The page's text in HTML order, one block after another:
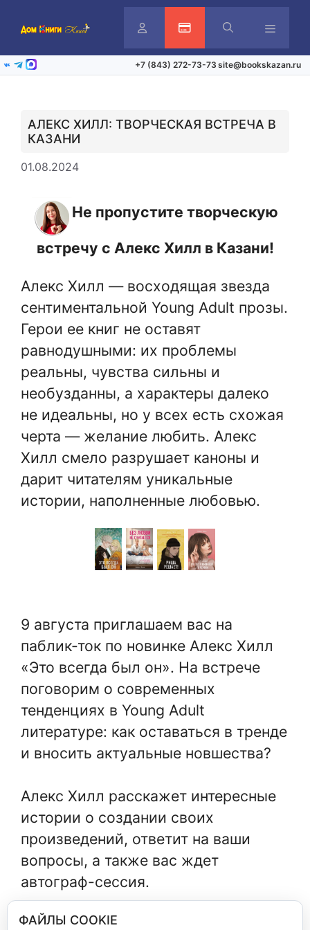
ЛичныйАктивация карты
ВКонтакте
Telegram
Max +7 (843) 272-73-73 site@bookskazan.ru
АЛЕКС ХИЛЛ: ТВОРЧЕСКАЯ ВСТРЕЧА В
КАЗАНИ
01.08.2024
Не пропустите творческую
встречу с Алекс Хилл в Казани!
Алекс Хилл — восходящая звезда
сентиментальной Young Adult прозы.
Герои ее книг не оставят
равнодушными: их проблемы
реальны, чувства сильны и
необузданны, а характеры далеко
не идеальны, но у всех есть схожая
черта — желание любить. Алекс
Хилл смело разрушает каноны и
дарит читателям уникальные
истории, наполненные любовью.
9 августа приглашаем вас на
паблик-ток по новинке Алекс Хилл
«Это всегда был он». На встрече
поговорим о современных
тенденциях в Young Adult
литературе: как оставаться в тренде
и вносить актуальные новшества?
Алекс Хилл расскажет интересные
истории о создании своих
произведений, ответит на ваши
вопросы, а также вас ждет
автограф-сессия.
Когда: 9 августа, 18:00ч
ФАЙЛЫ COOKIE